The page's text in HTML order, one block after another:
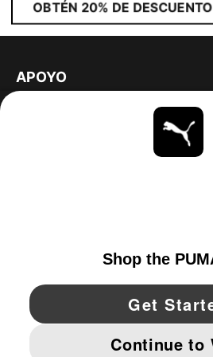
OBTÉN 20% DE DESCUENTO
APOYO
YouTube Twitter Pinterest